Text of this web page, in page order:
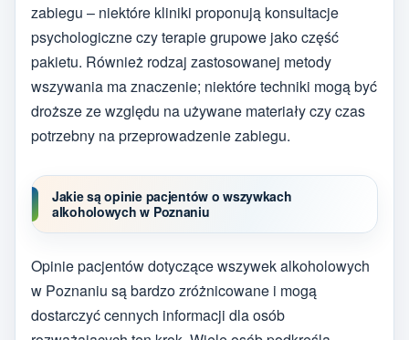
zabiegu – niektóre kliniki proponują konsultacje
psychologiczne czy terapie grupowe jako część
pakietu. Również rodzaj zastosowanej metody
wszywania ma znaczenie; niektóre techniki mogą być
droższe ze względu na używane materiały czy czas
potrzebny na przeprowadzenie zabiegu.
Jakie są opinie pacjentów o wszywkach
alkoholowych w Poznaniu
Opinie pacjentów dotyczące wszywek alkoholowych
w Poznaniu są bardzo zróżnicowane i mogą
dostarczyć cennych informacji dla osób